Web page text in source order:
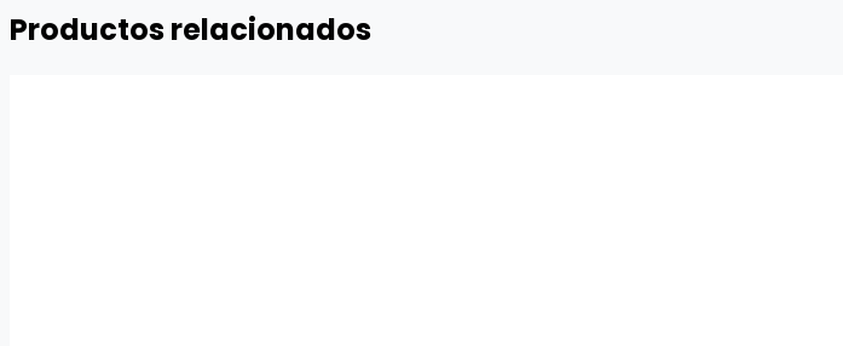
Productos relacionados